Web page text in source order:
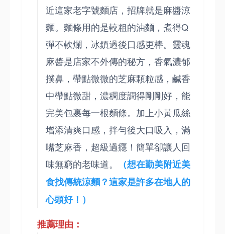
近這家老字號麵店，招牌就是麻醬涼
麵。麵條用的是較粗的油麵，煮得Q
彈不軟爛，冰鎮過後口感更棒。靈魂
麻醬是店家不外傳的秘方，香氣濃郁
撲鼻，帶點微微的芝麻顆粒感，鹹香
中帶點微甜，濃稠度調得剛剛好，能
完美包裹每一根麵條。加上小黃瓜絲
增添清爽口感，拌勻後大口吸入，滿
嘴芝麻香，超級過癮！簡單卻讓人回
味無窮的老味道。
（想在勤美附近美
食找傳統涼麵？這家是許多在地人的
心頭好！）
推薦理由：